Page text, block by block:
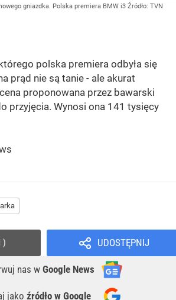
gniazdka. Polska premiera BMW i3 Źródło: TVN
polska premiera odbyła się
prąd nie są tanie - ale akurat
proponowana przez bawarski
przyjęcia. Wynosi ona 141 tysięcy
UDOSTĘPNIJ
nas w Google News
jako źródło w Google